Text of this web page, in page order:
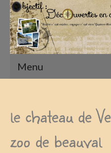
Menu
Présentation
Qui sommes nous ?
le chateau de
zoo de beauval